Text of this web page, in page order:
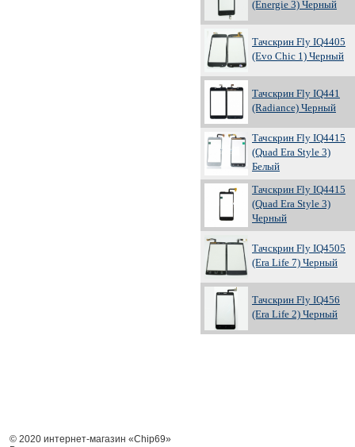
(Energie 3) Черный
Тачскрин Fly IQ4405
(Evo Chic 1) Черный
Тачскрин Fly IQ441
(Radiance) Черный
Тачскрин Fly IQ4415
(Quad Era Style 3)
Белый
Тачскрин Fly IQ4415
(Quad Era Style 3)
Черный
Тачскрин Fly IQ4505
(Era Life 7) Черный
Тачскрин Fly IQ456
(Era Life 2) Черный
© 2020 интернет-магазин «Chip69»